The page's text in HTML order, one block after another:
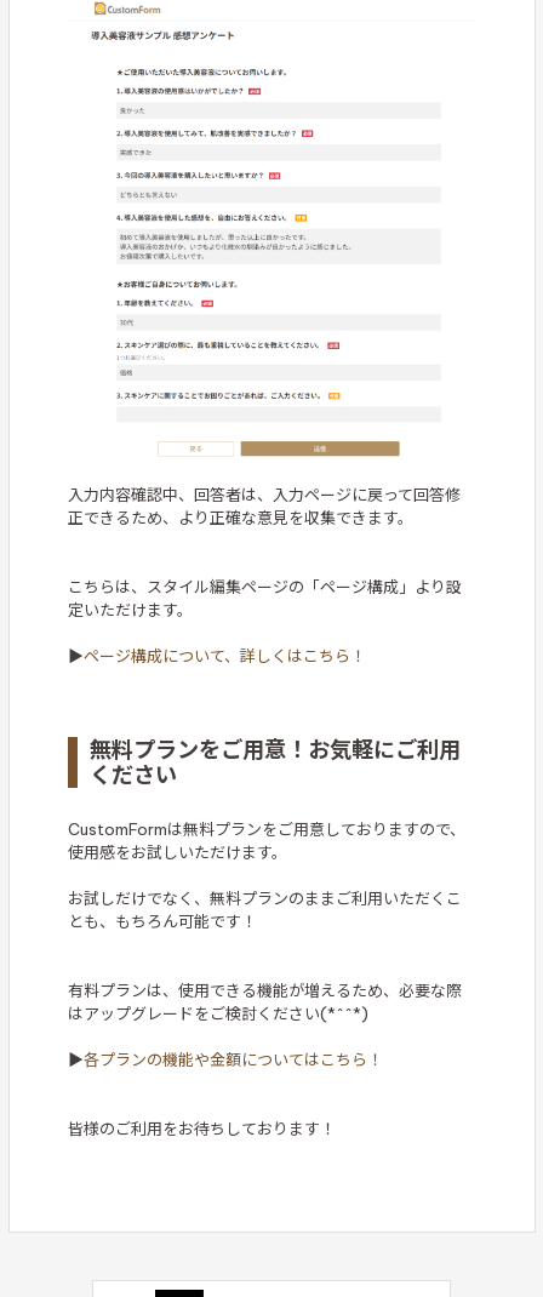
入力内容確認中、回答者は、入力ページに戻って回答修
正できるため、より正確な意見を収集できます。
こちらは、スタイル編集ページの「ページ構成」より設
定いただけます。
▶ページ構成について、詳しくはこちら！
無料プランをご用意！お気軽にご利用
ください
CustomFormは無料プランをご用意しておりますので、
使用感をお試しいただけます。
お試しだけでなく、無料プランのままご利用いただくこ
とも、もちろん可能です！
有料プランは、使用できる機能が増えるため、必要な際
はアップグレードをご検討ください(*^^*)
▶各プランの機能や金額についてはこちら！
皆様のご利用をお待ちしております！